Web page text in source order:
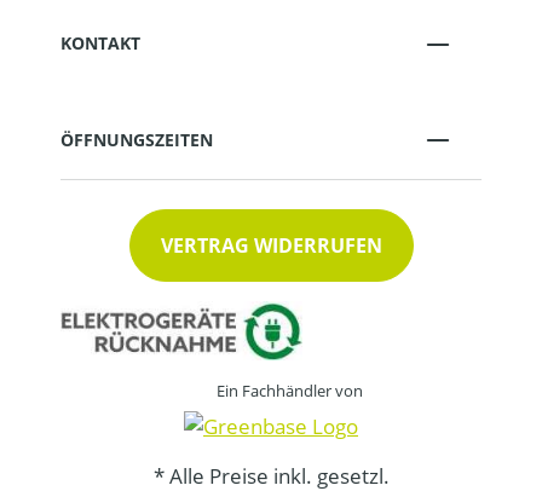
KONTAKT
ÖFFNUNGSZEITEN
VERTRAG WIDERRUFEN
Ein Fachhändler von
* Alle Preise inkl. gesetzl.